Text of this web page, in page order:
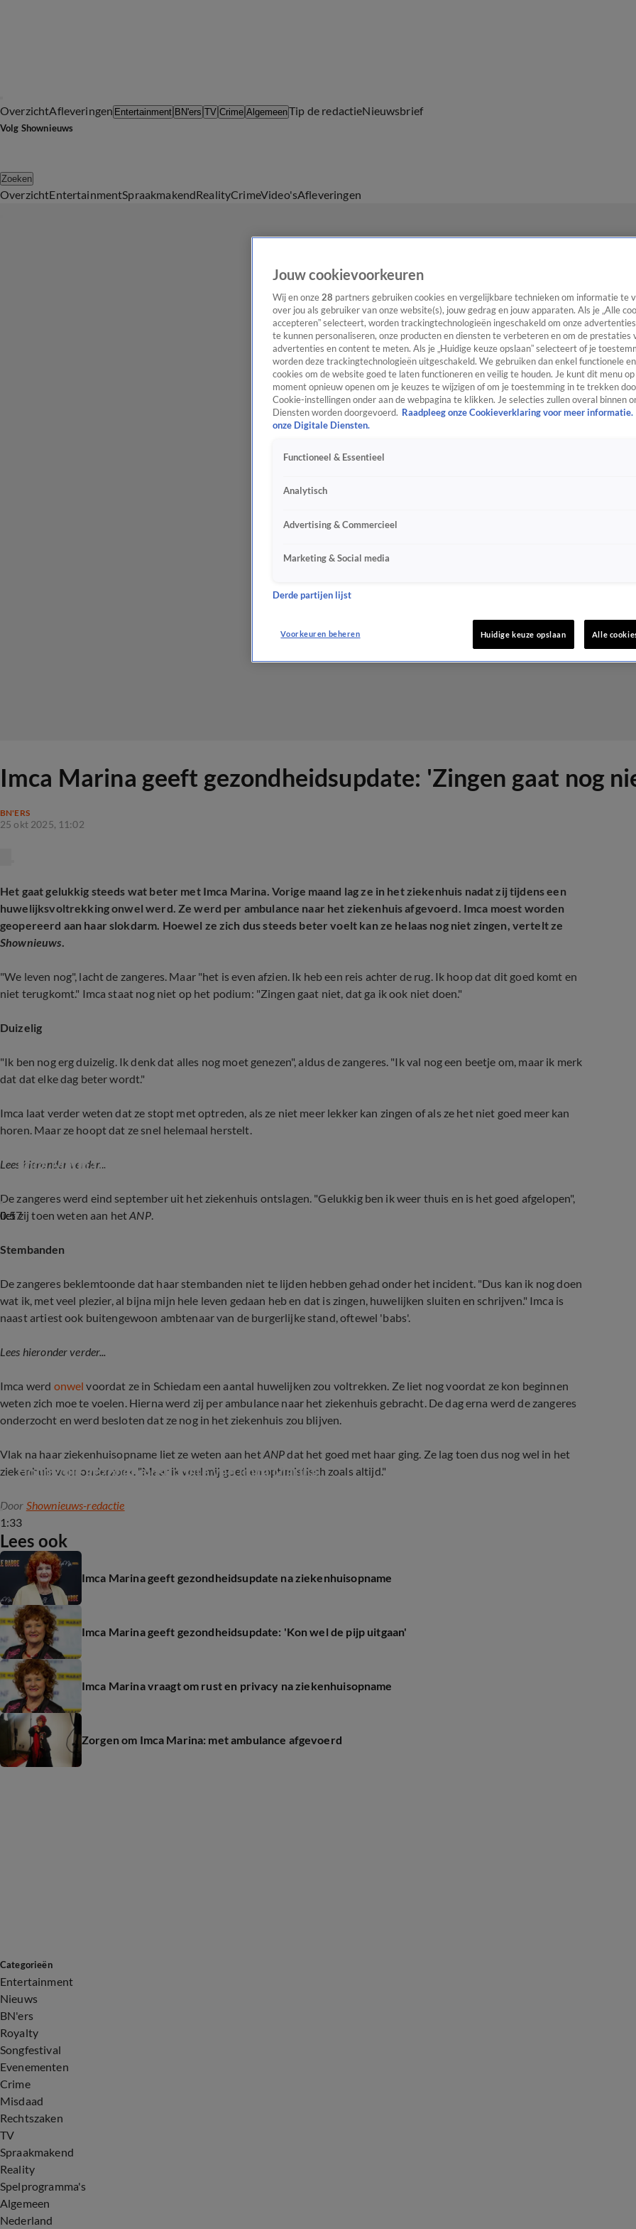
OverzichtAfleveringen Entertainment BN'ers TV Crime AlgemeenTip de redactieNieuwsbrief
Volg Shownieuws
Zoeken
OverzichtEntertainmentSpraakmakendRealityCrimeVideo'sAfleveringen
Imca Marina geeft gezondheidsupdate: 'Zingen gaat nog
BN'ERS
25 okt 2025, 11:02
Het gaat gelukkig steeds wat beter met Imca Marina. Vorige maand lag ze in het ziekenhuis nadat zij tijdens een
huwelijksvoltrekking onwel werd. Ze werd per ambulance naar het ziekenhuis afgevoerd. Imca moest worden
geopereerd aan haar slokdarm. Hoewel ze zich dus steeds beter voelt kan ze helaas nog niet zingen, vertelt ze
Shownieuws.
"We leven nog", lacht de zangeres. Maar "het is even afzien. Ik heb een reis achter de rug. Ik hoop dat dit goed komt en
niet terugkomt." Imca staat nog niet op het podium: "Zingen gaat niet, dat ga ik ook niet doen."
Duizelig
"Ik ben nog erg duizelig. Ik denk dat alles nog moet genezen", aldus de zangeres. "Ik val nog een beetje om, maar ik merk
dat dat elke dag beter wordt."
Imca laat verder weten dat ze stopt met optreden, als ze niet meer lekker kan zingen of als ze het niet goed meer kan
horen. Maar ze hoopt dat ze snel helemaal herstelt.
Lees hieronder verder...
0:57
Imca Marina is ontslagen uit het ziekenhuis
De zangeres werd eind september uit het ziekenhuis ontslagen. "Gelukkig ben ik weer thuis en is het goed afgelopen",
liet zij toen weten aan hetANP.
Stembanden
De zangeres beklemtoonde dat haar stembanden niet te lijden hebben gehad onder het incident. "Dus kan ik nog doen
wat ik, met veel plezier, al bijna mijn hele leven gedaan heb en dat is zingen, huwelijken sluiten en schrijven." Imca is
naast artiest ook buitengewoon ambtenaar van de burgerlijke stand, oftewel 'babs'.
Lees hieronder verder...
Imca werd onwel voordat ze in Schiedam een aantal huwelijken zou voltrekken. Ze liet nog voordat ze kon beginnen
weten zich moe te voelen. Hierna werd zij per ambulance naar het ziekenhuis gebracht. De dag erna werd de zangeres
onderzocht en werd besloten dat ze nog in het ziekenhuis zou blijven.
Vlak na haar ziekenhuisopname liet ze weten aan hetANPdat het goed met haar ging. Ze lag toen dus nog wel in het
ziekenhuis voor onderzoek. "Maar ik voel mij goed en optimistisch zoals altijd."
1:33
Hoopvolle gezondheidsupdate van Imca Marina
Door Shownieuws-redactie
Lees ook
Imca Marina geeft gezondheidsupdate na ziekenhuisopname
Imca Marina geeft gezondheidsupdate: 'Kon wel de pijp uitgaan'
Imca Marina vraagt om rust en privacy na ziekenhuisopname
Zorgen om Imca Marina: met ambulance afgevoerd
Categorieën
Entertainment
Nieuws
BN'ers
Royalty
Songfestival
Evenementen
Crime
Misdaad
Rechtszaken
TV
Spraakmakend
Reality
Spelprogramma's
Algemeen
Nederland
Jouw cookievoorkeuren
Wij en onze 28 partners gebruiken cookies en vergelijkbare technieken om informatie te
over jou als gebruiker van onze website(s), jouw gedrag en jouw apparaten. Als je „Alle
accepteren” selecteert, worden trackingtechnologieën ingeschakeld om onze
te kunnen personaliseren, onze producten en diensten te verbeteren en om de prestaties
advertenties en content te meten. Als je „Huidige keuze opslaan” selecteert of je
worden deze trackingtechnologieën uitgeschakeld. We gebruiken dan enkel functionele
cookies om de website goed te laten functioneren en veilig te houden. Je kunt dit menu
moment opnieuw openen om je keuzes te wijzigen of om je toestemming in te trekken
Cookie-instellingen onder aan de webpagina te klikken. Je selecties zullen overal binnen
Diensten worden doorgevoerd. Raadpleeg onze Cookieverklaring voor meer informatie.
onze Digitale Diensten.
Functioneel & Essentieel
Analytisch
Advertising & Commercieel
Marketing & Social media
Derde partijen lijst
Voorkeuren beheren Huidige keuze opslaan Alle